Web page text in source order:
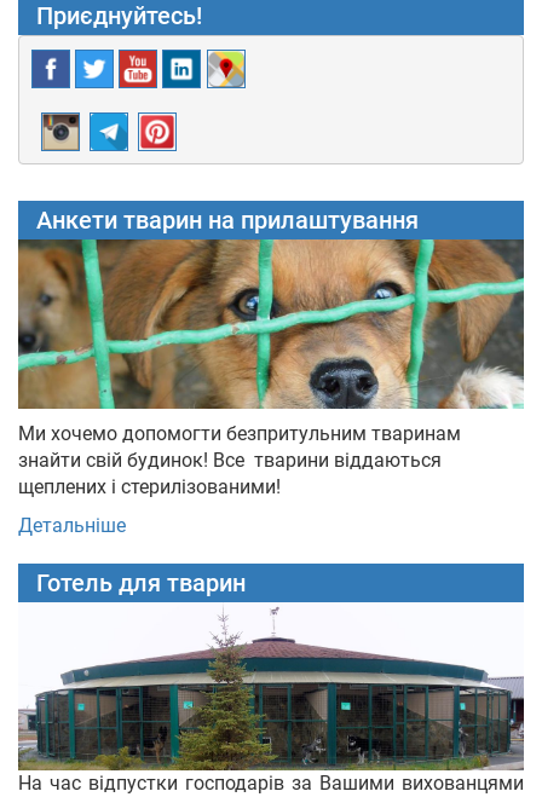
Приєднуйтесь!
Анкети тварин на прилаштування
Ми хочемо допомогти безпритульним тваринам
знайти свій будинок! Все тварини віддаються
щеплених і стерилізованими!
Детальніше
Готель для тварин
На час відпустки господарів за Вашими вихованцями